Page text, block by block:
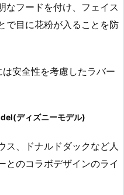
なフードを付け、フェイス
で目に花粉が入ることを防
安全性を考慮したラバー
ディズニーモデル)
ス、ドナルドダックなど人
とのコラボデザインのライ